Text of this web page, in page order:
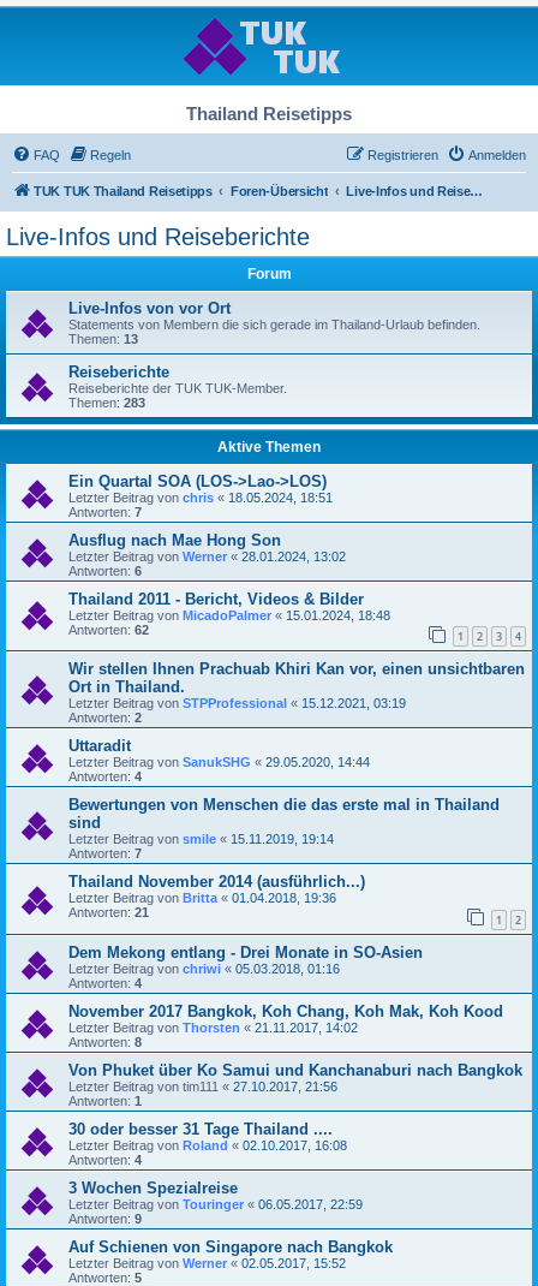
Thailand Reisetipps
FAQ Regeln Anmelden
Registrieren
TUK TUK Thailand Reisetipps Foren-Übersicht Live-Infos und Reiseberichte
Live-Infos und Reiseberichte
Forum
Live-Infos von vor Ort
Statements von Membern die sich gerade im Thailand-Urlaub befinden.
Themen: 13
Reiseberichte
Reiseberichte der TUK TUK-Member.
Themen: 283
Aktive Themen
Ein Quartal SOA (LOS->Lao->LOS)
Letzter Beitrag von chris « 18.05.2024, 18:51
Antworten: 7
Ausflug nach Mae Hong Son
Letzter Beitrag von Werner « 28.01.2024, 13:02
Antworten: 6
Thailand 2011 - Bericht, Videos & Bilder
Letzter Beitrag von MicadoPalmer « 15.01.2024, 18:48
Antworten: 62 1 2 3 4
Wir stellen Ihnen Prachuab Khiri Kan vor, einen unsichtbaren
Ort in Thailand.
Letzter Beitrag von STPProfessional « 15.12.2021, 03:19
Antworten: 2
Uttaradit
Letzter Beitrag von SanukSHG « 29.05.2020, 14:44
Antworten: 4
Bewertungen von Menschen die das erste mal in Thailand
sind
Letzter Beitrag von smile « 15.11.2019, 19:14
Antworten: 7
Thailand November 2014 (ausführlich...)
Letzter Beitrag von Britta « 01.04.2018, 19:36
Antworten: 21 1 2
Dem Mekong entlang - Drei Monate in SO-Asien
Letzter Beitrag von chriwi « 05.03.2018, 01:16
Antworten: 4
November 2017 Bangkok, Koh Chang, Koh Mak, Koh Kood
Letzter Beitrag von Thorsten « 21.11.2017, 14:02
Antworten: 8
Von Phuket über Ko Samui und Kanchanaburi nach Bangkok
Letzter Beitrag von tim111 « 27.10.2017, 21:56
Antworten: 1
30 oder besser 31 Tage Thailand ....
Letzter Beitrag von Roland « 02.10.2017, 16:08
Antworten: 4
3 Wochen Spezialreise
Letzter Beitrag von Touringer « 06.05.2017, 22:59
Antworten: 9
Auf Schienen von Singapore nach Bangkok
Letzter Beitrag von Werner « 02.05.2017, 15:52
Antworten: 5